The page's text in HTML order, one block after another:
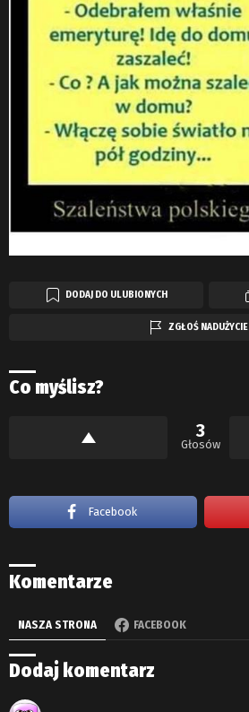
DODAJ DO ULUBIONYCH
ZGŁOŚ NADUŻYCIE
Co myślisz?
3
Głosów
Facebook
Komentarze
NASZA STRONA FACEBOOK
Dodaj komentarz